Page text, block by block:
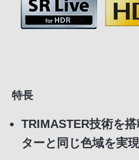
特長
TRIMASTER技術を
ターと同じ色域を実現